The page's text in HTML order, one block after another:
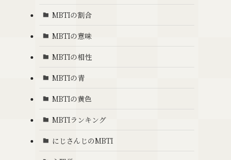
MBTIの割合
MBTIの意味
MBTIの相性
MBTIの青
MBTIの黄色
MBTIランキング
にじさんじのMBTI